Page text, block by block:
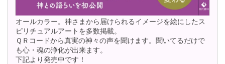
オールカラー。神さまから届けられるイメージを絵にしたス
ピリチュアルアートを多数掲載。
ＱＲコードから真実の神々の声を聞けます。聞いてるだけで
も心・魂の浄化が出来ます。
下記より発売中です！